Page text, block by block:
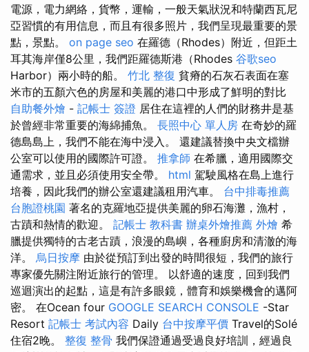
電源，電力網絡，貨幣，運輸，一般天氣狀況和特蘭西瓦尼
亞習慣的有用信息，而且有很多照片，我們呈現最重要的景
點，景點。 on page seo 在羅德（Rhodes）附近，但距土
耳其海岸僅8公里，我們距羅德斯港（Rhodes 谷歌seo
Harbor）兩小時的船。 竹北 整復 貧瘠的石灰石表面在塞
米市的五顏六色的房屋和美麗的港口中形成了鮮明的對比
自助餐外燴 - 記帳士 簽證 居住在這裡的人們的財務井是基
於曾經非常重要的海綿捕魚。 長照中心 單人房 在奇妙的羅
德島島上，我們不能在海中浸入。 還建議替換中央文檔辦
公室可以使用的國際許可證。 推拿師 在希臘，適用國際交
通需求，並且必須使用安全帶。 html 駕駛風格在島上進行
培養，因此我們的辦公室還建議租用汽車。 台中排毒推薦
台胞證桃園 著名的克羅地亞提供美麗的卵石海灘，漁村，
古蹟和熱情的歡迎。 記帳士 教科書 辦桌外燴推薦 外燴 希
臘提供獨特的古老古蹟，浪漫的島嶼，各種廚房和清澈的海
洋。 烏日按摩 由於從預訂到出發的時間很短，我們的旅行
專家優先關注附近旅行的管理。 以舒適的速度，回到我們
巡迴演出的起點，這是有許多眼鏡，體育和娛樂機會的邁阿
密。 在Ocean four GOOGLE SEARCH CONSOLE -Star
Resort 記帳士 考試內容 Daily 台中按摩平價 Travel的Solé
住宿2晚。 整復 整骨 我們保證通過受過良好培訓，經過良